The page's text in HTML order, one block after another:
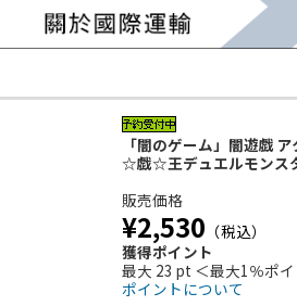
「闇のゲーム」闇遊戯
☆戯☆王デュエルモンス
販売価格
¥2,530 （税込）
獲得ポイント
最大 23 pt ＜最大1％ポ
ポイントについて